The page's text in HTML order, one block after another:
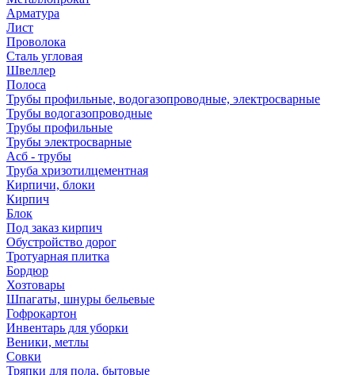
Арматура
Лист
Проволока
Сталь угловая
Швеллер
Полоса
Трубы профильные, водогазопроводные, электросварные
Трубы водогазопроводные
Трубы профильные
Трубы электросварные
Асб - трубы
Труба хризотилцементная
Кирпичи, блоки
Кирпич
Блок
Под заказ кирпич
Обустройство дорог
Тротуарная плитка
Бордюр
Хозтовары
Шпагаты, шнуры бельевые
Гофрокартон
Инвентарь для уборки
Веники, метлы
Совки
Тряпки для пола, бытовые